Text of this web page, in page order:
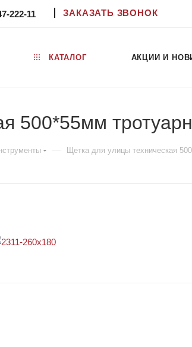
222-11 ЗАКАЗАТЬ ЗВОНОК
КАТАЛОГ АКЦИИ И
500*55мм
— Щетка для улицы техническая